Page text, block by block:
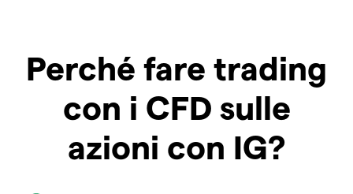
Perché fare trading
con i CFD sulle
azioni con IG?